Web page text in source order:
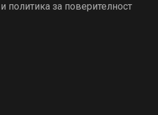
политика за поверителност